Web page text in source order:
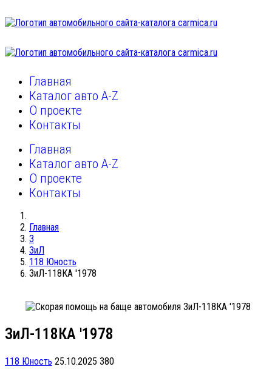
Главная
Каталог авто A-Z
О проекте
Контакты
Главная
Каталог авто A-Z
О проекте
Контакты
Главная
З
ЗиЛ
118 Юность
ЗиЛ-118КА '1978
ЗиЛ-118КА '1978
118 Юность 25.10.2025 380